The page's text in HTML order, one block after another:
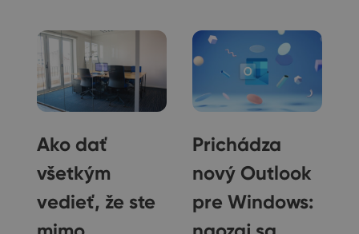
Ako dať
všetkým
vedieť, že ste
Prichádza
nový Outlook
pre Windows: